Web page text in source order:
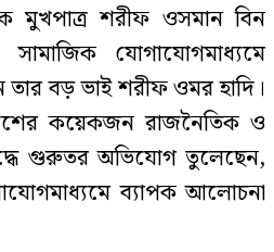
মুখপাত্র শরীফ ওসমান বিন
সামাজিক যোগাযোগমাধ্যমে
বড় ভাই শরীফ ওমর হাদি।
কয়েকজন রাজনৈতিক ও
গুরুতর অভিযোগ তুলেছেন,
ব্যাপক আলোচনা